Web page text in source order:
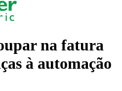
na fatura
à automação